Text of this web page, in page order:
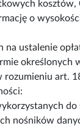
o
na ustalenie
określonych
art.
nośników